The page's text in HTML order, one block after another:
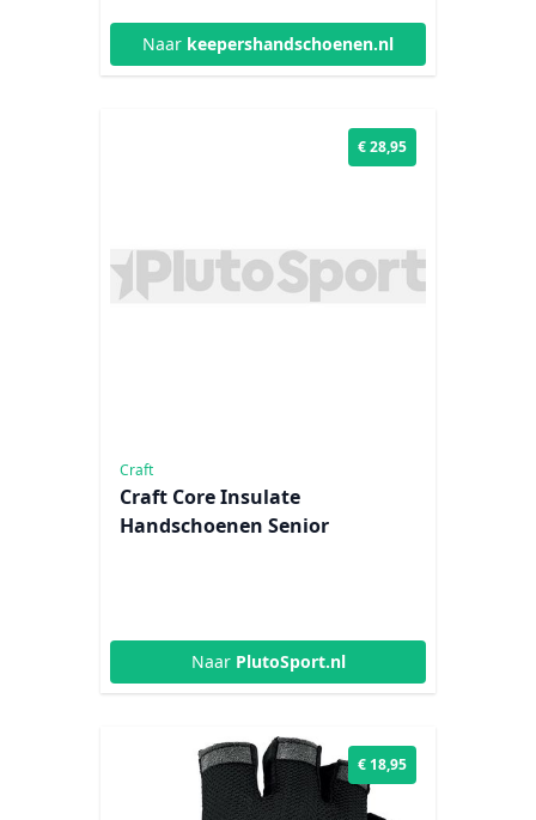
Naar keepershandschoenen.nl
€ 28,95
Craft
Craft Core Insulate
Handschoenen Senior
Naar PlutoSport.nl
€ 18,95